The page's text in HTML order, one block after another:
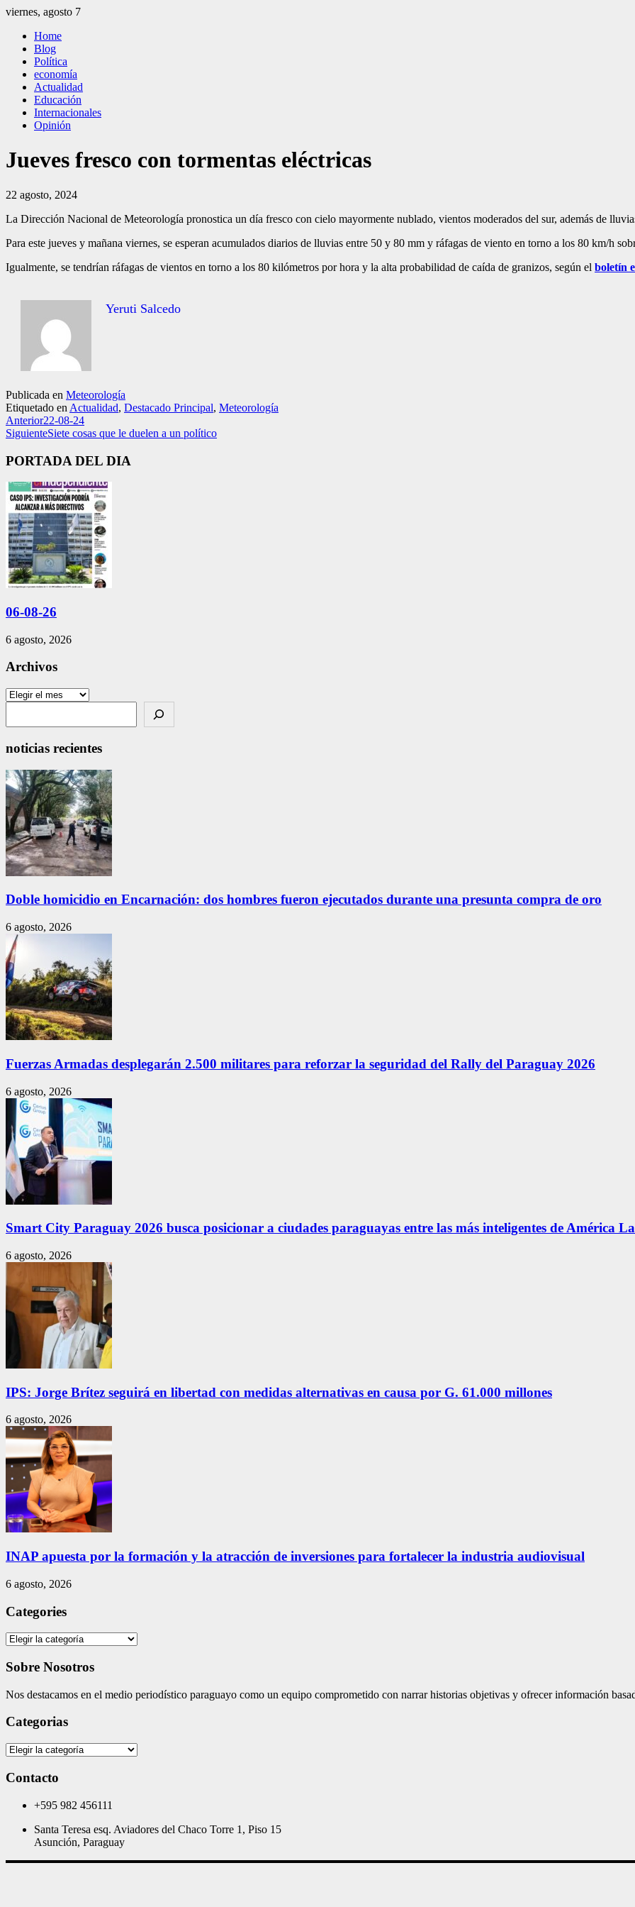
Saltar
contenido
viernes, agosto 7
El Independiente
El independiente Libre y Transparente
Home
Blog
Política
economía
Actualidad
Educación
Internacionales
Opinión
Jueves fresco con tormentas eléctricas
22 agosto, 2024
La Dirección Nacional de Meteorología pronostica un día fresco con cielo mayormente nublado, vientos moderados del sur, además de
Para este jueves y mañana viernes, se esperan acumulados diarios de lluvias entre 50 y 80 mm y ráfagas de viento en torno a los 80 km/h
Igualmente, se tendrían ráfagas de vientos en torno a los 80 kilómetros por hora y la alta probabilidad de caída de granizos, según el boletín
Yeruti Salcedo
Publicada en Meteorología
Etiquetado en Actualidad, Destacado Principal, Meteorología
Anterior22-08-24
SiguienteSiete cosas que le duelen a un político
PORTADA DEL DIA
06-08-26
6 agosto, 2026
Archivos
Archivos
noticias recientes
Doble homicidio en Encarnación: dos hombres fueron ejecutados durante una presunta compra de oro
6 agosto, 2026
Fuerzas Armadas desplegarán 2.500 militares para reforzar la seguridad del Rally del Paraguay 2026
6 agosto, 2026
Smart City Paraguay 2026 busca posicionar a ciudades paraguayas entre las más inteligentes de América
6 agosto, 2026
IPS: Jorge Brítez seguirá en libertad con medidas alternativas en causa por G. 61.000 millones
6 agosto, 2026
INAP apuesta por la formación y la atracción de inversiones para fortalecer la industria audiovisual
6 agosto, 2026
Categories
Categories
Sobre Nosotros
Nos destacamos en el medio periodístico paraguayo como un equipo comprometido con narrar historias objetivas y ofrecer información
Categorias
Categorias
Contacto
+595 982 456111
Santa Teresa esq. Aviadores del Chaco Torre 1, Piso 15
Asunción, Paraguay